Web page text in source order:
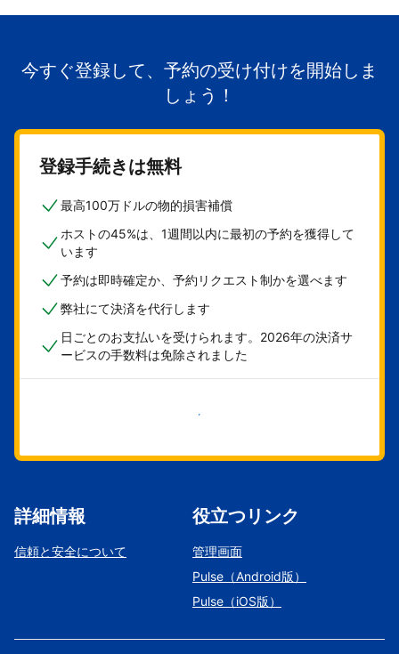
今すぐ登録して、予約の受け付けを開始しま
しょう！
登録手続きは無料
最高100万ドルの物的損害補償
ホストの45%は、1週間以内に最初の予約を獲得して
います
予約は即時確定か、予約リクエスト制かを選べます
弊社にて決済を代行します
日ごとのお支払いを受けられます。2026年の決済サ
ービスの手数料は免除されました
今すぐ始める
詳細情報
信頼と安全について
役立つリンク
管理画面
Pulse（Android版）
Pulse（iOS版）